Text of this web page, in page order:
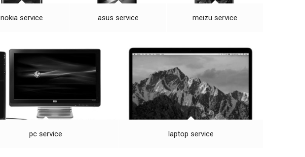
nokia service asus service meizu service
pc service laptop service